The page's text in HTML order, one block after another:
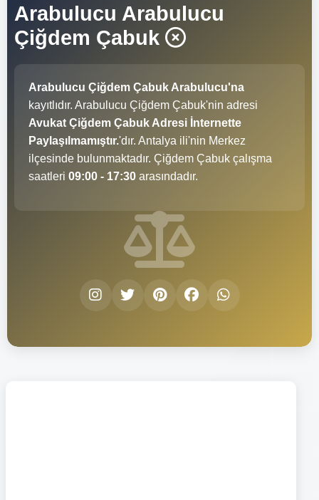
Arabulucu Arabulucu
Çiğdem Çabuk
Arabulucu Çiğdem Çabuk Arabulucu'na
kayıtlıdır. Arabulucu Çiğdem Çabuk'nin adresi
Avukat Çiğdem Çabuk Adresi İnternette
Paylaşılmamıştır.'dır. Antalya ili'nin Merkez
ilçesinde bulunmaktadır. Çiğdem Çabuk çalışma
saatleri 09:00 - 17:30 arasındadır.